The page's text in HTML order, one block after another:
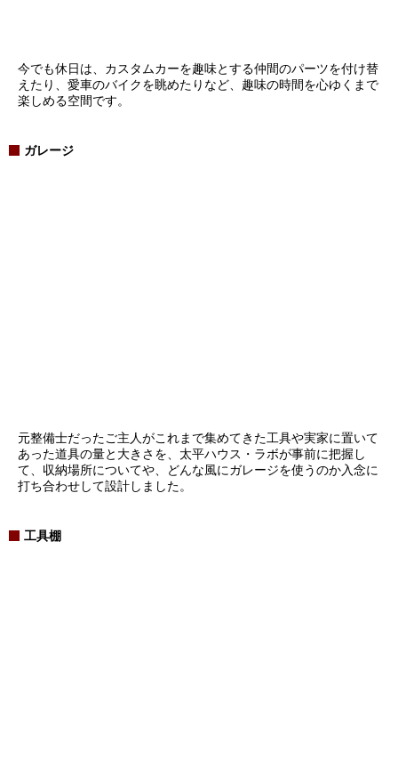
今でも休日は、カスタムカーを趣味とする仲間のパーツを付け替
えたり、愛車のバイクを眺めたりなど、趣味の時間を心ゆくまで
楽しめる空間です。
ガレージ
元整備士だったご主人がこれまで集めてきた工具や実家に置いて
あった道具の量と大きさを、太平ハウス・ラボが事前に把握し
て、収納場所についてや、どんな風にガレージを使うのか入念に
打ち合わせして設計しました。
工具棚